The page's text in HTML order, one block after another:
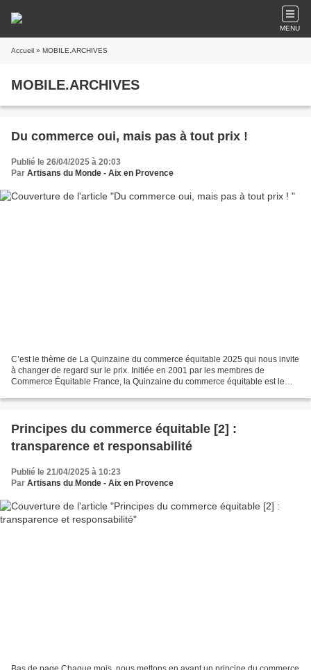
MENU
Accueil » MOBILE.ARCHIVES
MOBILE.ARCHIVES
Du commerce oui, mais pas à tout prix !
Publié le 26/04/2025 à 20:03
Par Artisans du Monde - Aix en Provence
C’est le thème de La Quinzaine du commerce équitable 2025 qui nous invite
à changer de regard sur le prix. Initiée en 2001 par les membres de
Commerce Équitable France, la Quinzaine du commerce équitable est le
Principes du commerce équitable [2] :
transparence et responsabilité
Publié le 21/04/2025 à 10:23
Par Artisans du Monde - Aix en Provence